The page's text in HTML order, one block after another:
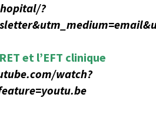
?
et l’EFT clinique
watch?